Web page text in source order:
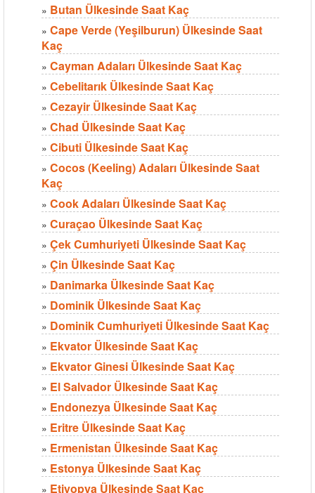
» Butan Ülkesinde Saat Kaç
» Cape Verde (Yeşilburun) Ülkesinde Saat
Kaç
» Cayman Adaları Ülkesinde Saat Kaç
» Cebelitarık Ülkesinde Saat Kaç
» Cezayir Ülkesinde Saat Kaç
» Chad Ülkesinde Saat Kaç
» Cibuti Ülkesinde Saat Kaç
» Cocos (Keeling) Adaları Ülkesinde Saat
Kaç
» Cook Adaları Ülkesinde Saat Kaç
» Curaçao Ülkesinde Saat Kaç
» Çek Cumhuriyeti Ülkesinde Saat Kaç
» Çin Ülkesinde Saat Kaç
» Danimarka Ülkesinde Saat Kaç
» Dominik Ülkesinde Saat Kaç
» Dominik Cumhuriyeti Ülkesinde Saat Kaç
» Ekvator Ülkesinde Saat Kaç
» Ekvator Ginesi Ülkesinde Saat Kaç
» El Salvador Ülkesinde Saat Kaç
» Endonezya Ülkesinde Saat Kaç
» Eritre Ülkesinde Saat Kaç
» Ermenistan Ülkesinde Saat Kaç
» Estonya Ülkesinde Saat Kaç
» Etiyopya Ülkesinde Saat Kaç